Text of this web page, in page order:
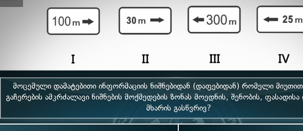
მოცემული დამატებითი ინფორმაციის ნიშნებიდან (დაფებიდან) რომელი
გაჩერების ამკრძალავი ნიშნების მოქმედების ზონას მოედნის, შენობის,
მხარის გასწვრივ?